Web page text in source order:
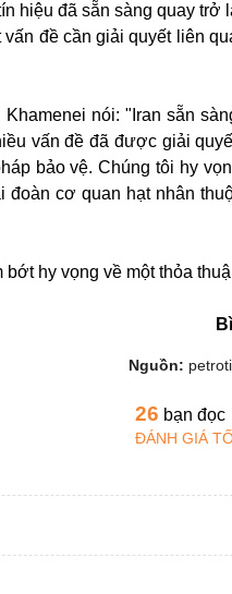
hiệu đã sẵn sàng quay trở
đề cần giải quyết liên
nói: "Iran sẵn
vấn đề đã được giải
bảo vệ. Chúng tôi hy
đoàn cơ quan hạt nhân
hy vọng về một thỏa
Nguồn:
26 bạn đọc
ĐÁNH GIÁ